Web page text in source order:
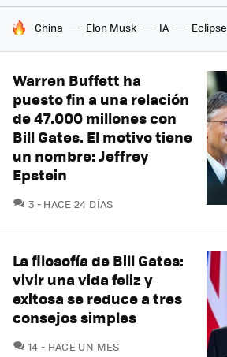
HOY SE HABLA DE
China Elon Musk IA Eclipse
Warren Buffett ha
puesto fin a una relación
de 47.000 millones con
Bill Gates. El motivo tiene
un nombre: Jeffrey
Epstein
3 COMENTARIOS
HACE 24 DÍAS
La filosofía de Bill Gates:
vivir una vida feliz y
exitosa se reduce a tres
consejos simples
14 COMENTARIOS
HACE UN MES